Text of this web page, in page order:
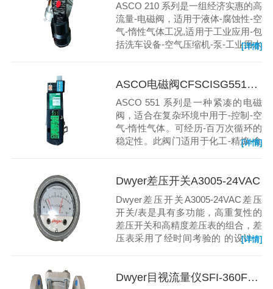
ASCO 210 系列是一组经济实惠的高
流量-电磁阀，适用于液体-腐蚀性-空
气-惰性气体工况,适用于工业应用-包
括洗车设备-空气压缩机-泵-工业用水
[详情]
ASCO电磁阀CFSCISG551C501MO
ASCO 551 系列是一种紧凑的电磁
阀，适合在复杂环境中用于-控制-空
气-惰性气体。可经历-百万次循环的
稳定性。此阀门适用于化工-精炼-食
[详情]
Dwyer差压开关A3005-24VAC
Dwyer差压开关A3005-24VAC差压
开关/表是具有多功能，高重复性的
差压开关和高精度差压表的组合，差
压表采用了经时间考验的 的设计。
[详情]
Dwyer目视流量仪SFI-360FCS-3